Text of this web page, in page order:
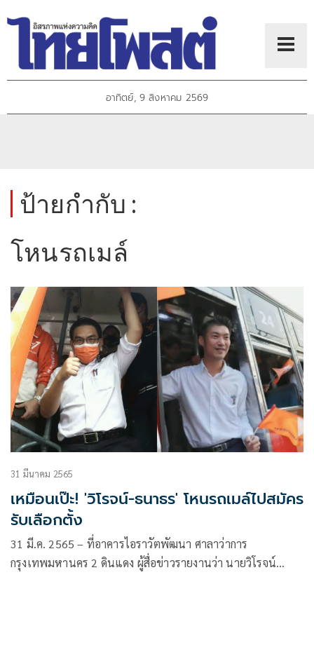
อาทิตย์, 9 สิงหาคม 2569
ป้ายกำกับ :
โหนรถเมล์
31 มีนาคม 2565
เหมือนเป๊ะ! 'วิโรจน์-ธนาธร' โหนรถเมล์ไปสมัคร
รับเลือกตั้ง
31 มี.ค. 2565 – ที่อาคารไอราวัตพัฒนา ศาลาว่าการ
กรุงเทพมหานคร 2 ดินแดง ผู้สื่อข่าวรายงานว่า นายวิโรจน์